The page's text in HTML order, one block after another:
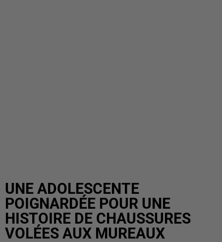
UNE ADOLESCENTE
POIGNARDÉE POUR UNE
HISTOIRE DE CHAUSSURES
VOLÉES AUX MUREAUX